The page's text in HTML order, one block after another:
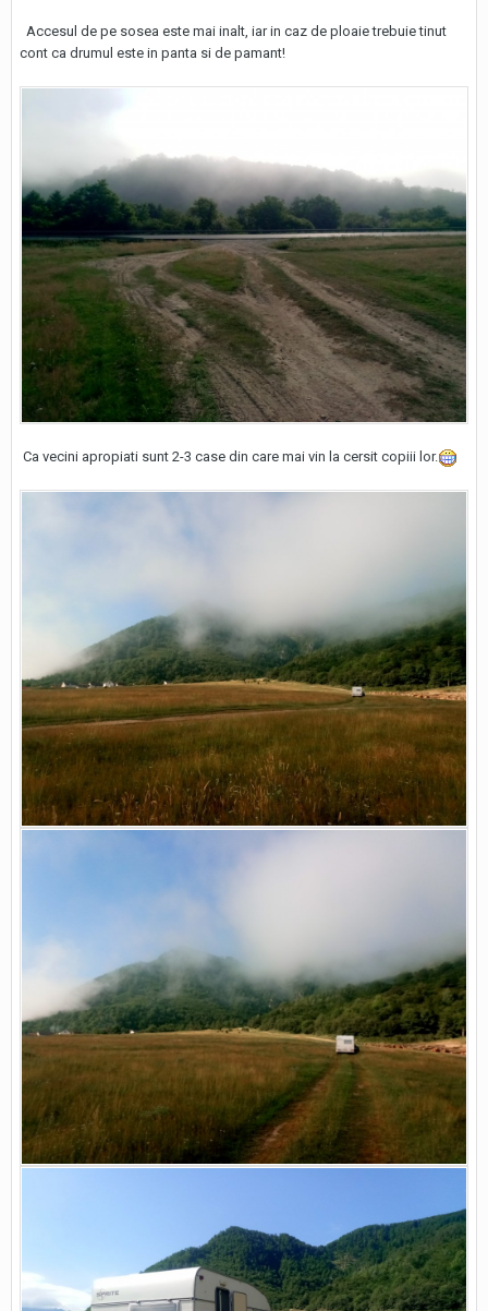
Accesul de pe sosea este mai inalt, iar in caz de ploaie trebuie tinut
cont ca drumul este in panta si de pamant!
Ca vecini apropiati sunt 2-3 case din care mai vin la cersit copiii lor.